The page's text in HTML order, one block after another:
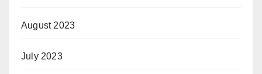
August 2023
July 2023